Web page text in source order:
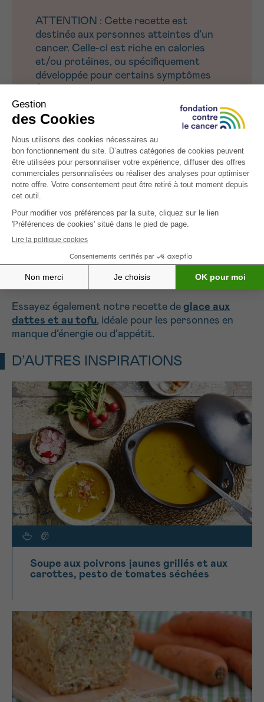
ATTENTION : Cette recette est
destinée aux personnes atteintes d’un
cancer. Celle-ci est riche en calories
et/ou protéines, ou spécifiquement
développée pour certains symptômes
goût et fatigue).
ASTUCE :
L’origan restant peut être utilisé pour d’autres
préparations comme du pain maison, des muffins
poisson.
Cette recette a été conçue par Safae Metmari,
lors de son stage en diététique aux Hôpitaux Iris
Brouckère à Bruxelles.
Essayez également notre recette de glace aux
dattes et au tofu, idéale pour les personnes en
manque d’énergie ou d’appétit.
D’AUTRES INSPIRATIONS
Soupe aux poivrons jaunes grillés et aux
carottes, pesto de tomates séchées